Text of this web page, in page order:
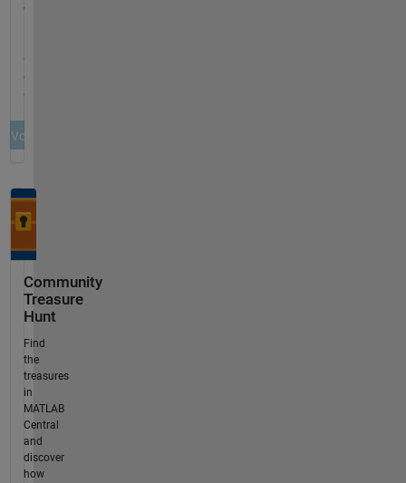
Community
Treasure
Hunt
Find
the
treasures
in
MATLAB
Central
and
discover
how